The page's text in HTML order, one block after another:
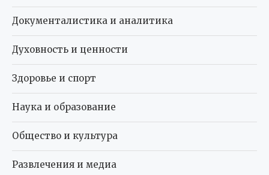
Документалистика и аналитика
Духовность и ценности
Здоровье и спорт
Наука и образование
Общество и культура
Развлечения и медиа